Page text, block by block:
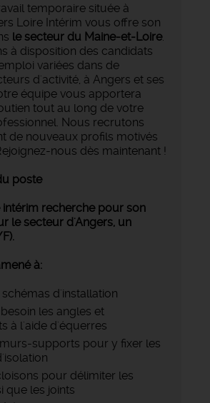
temporaire située à
Loire Intérim vous offre son
le secteur du Maine-et-Loire.
à disposition des candidats
variées dans de
d'activité, à Angers et ses
équipe vous apportera
tout au long de votre
Nous recrutons
de nouveaux profils motivés
nous dès maintenant !
poste
intérim recherche pour son
le secteur d'Angers, un
à:
d'installation
les angles et
à l'aide d'équerres
supports pour y fixer les
pour délimiter les
que les joints